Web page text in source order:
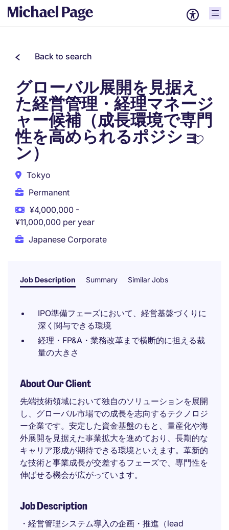
Back to search
グローバル展開を見据え
た経営管理・経理マネージ
ャー候補（成長環境で専門
性を高められるポジショ
ン）
Tokyo
Permanent
¥4,000,000 -
¥11,000,000 per year
Japanese Corporate
Job Description Summary Similar Jobs
IPO準備フェーズにおいて、経営基盤づくりに
深く関与できる環境
経理・FP&A・業務改革まで横断的に担える裁
量の大きさ
About Our Client
先端技術領域において独自のソリューションを展開
し、グローバル市場での成長を志向するテクノロジ
ー企業です。安定した資金基盤のもと、量産化や海
外展開を見据えた事業拡大を進めており、長期的な
キャリア形成が期待できる環境といえます。革新的
な技術と事業成長が交差するフェーズで、専門性を
伸ばせる機会が広がっています。
Job Description
・経営管理システム導入の企画・推進（lead